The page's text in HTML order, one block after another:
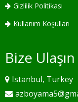
Gizlilik Politikası
Kullanım Koşulları
Bize Ulaşın
Istanbul, Turkey